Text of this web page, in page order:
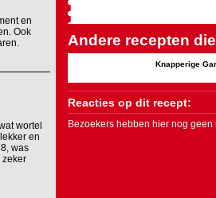
en
Ook
wortel
en
was
zeker
Andere recepten
Knapperige
Reacties op dit recept:
Bezoekers hebben hier nog